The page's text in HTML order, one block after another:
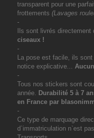
transparent pour une
frottements (Lavages
-
Ils sont livrés
ciseaux !
-
La pose est facile, ils
notice explicative...
-
Tous nos stickers sont
année. Durabilité 5 à 7
en France par
-
Ce type de marquage
d`immatriculation n`est